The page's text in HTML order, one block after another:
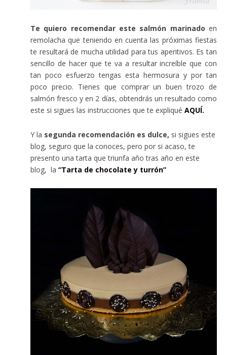
Te quiero recomendar este salmón marinado en
remolacha que teniendo en cuenta las próximas fiestas
te resultará de mucha utilidad para tus aperitivos. Es tan
sencillo de hacer que te va a resultar increíble que con
tan poco esfuerzo tengas esta hermosura y por tan
poco precio. Tienes que comprar un buen trozo de
salmón fresco y en 2 días, obtendrás un resultado como
este si sigues las instrucciones que te expliqué AQUÍ.
Y la segunda recomendación es dulce, si sigues este
blog, seguro que la conoces, pero por si acaso, te
presento una tarta que triunfa año tras año en este
blog, la “Tarta de chocolate y turrón”